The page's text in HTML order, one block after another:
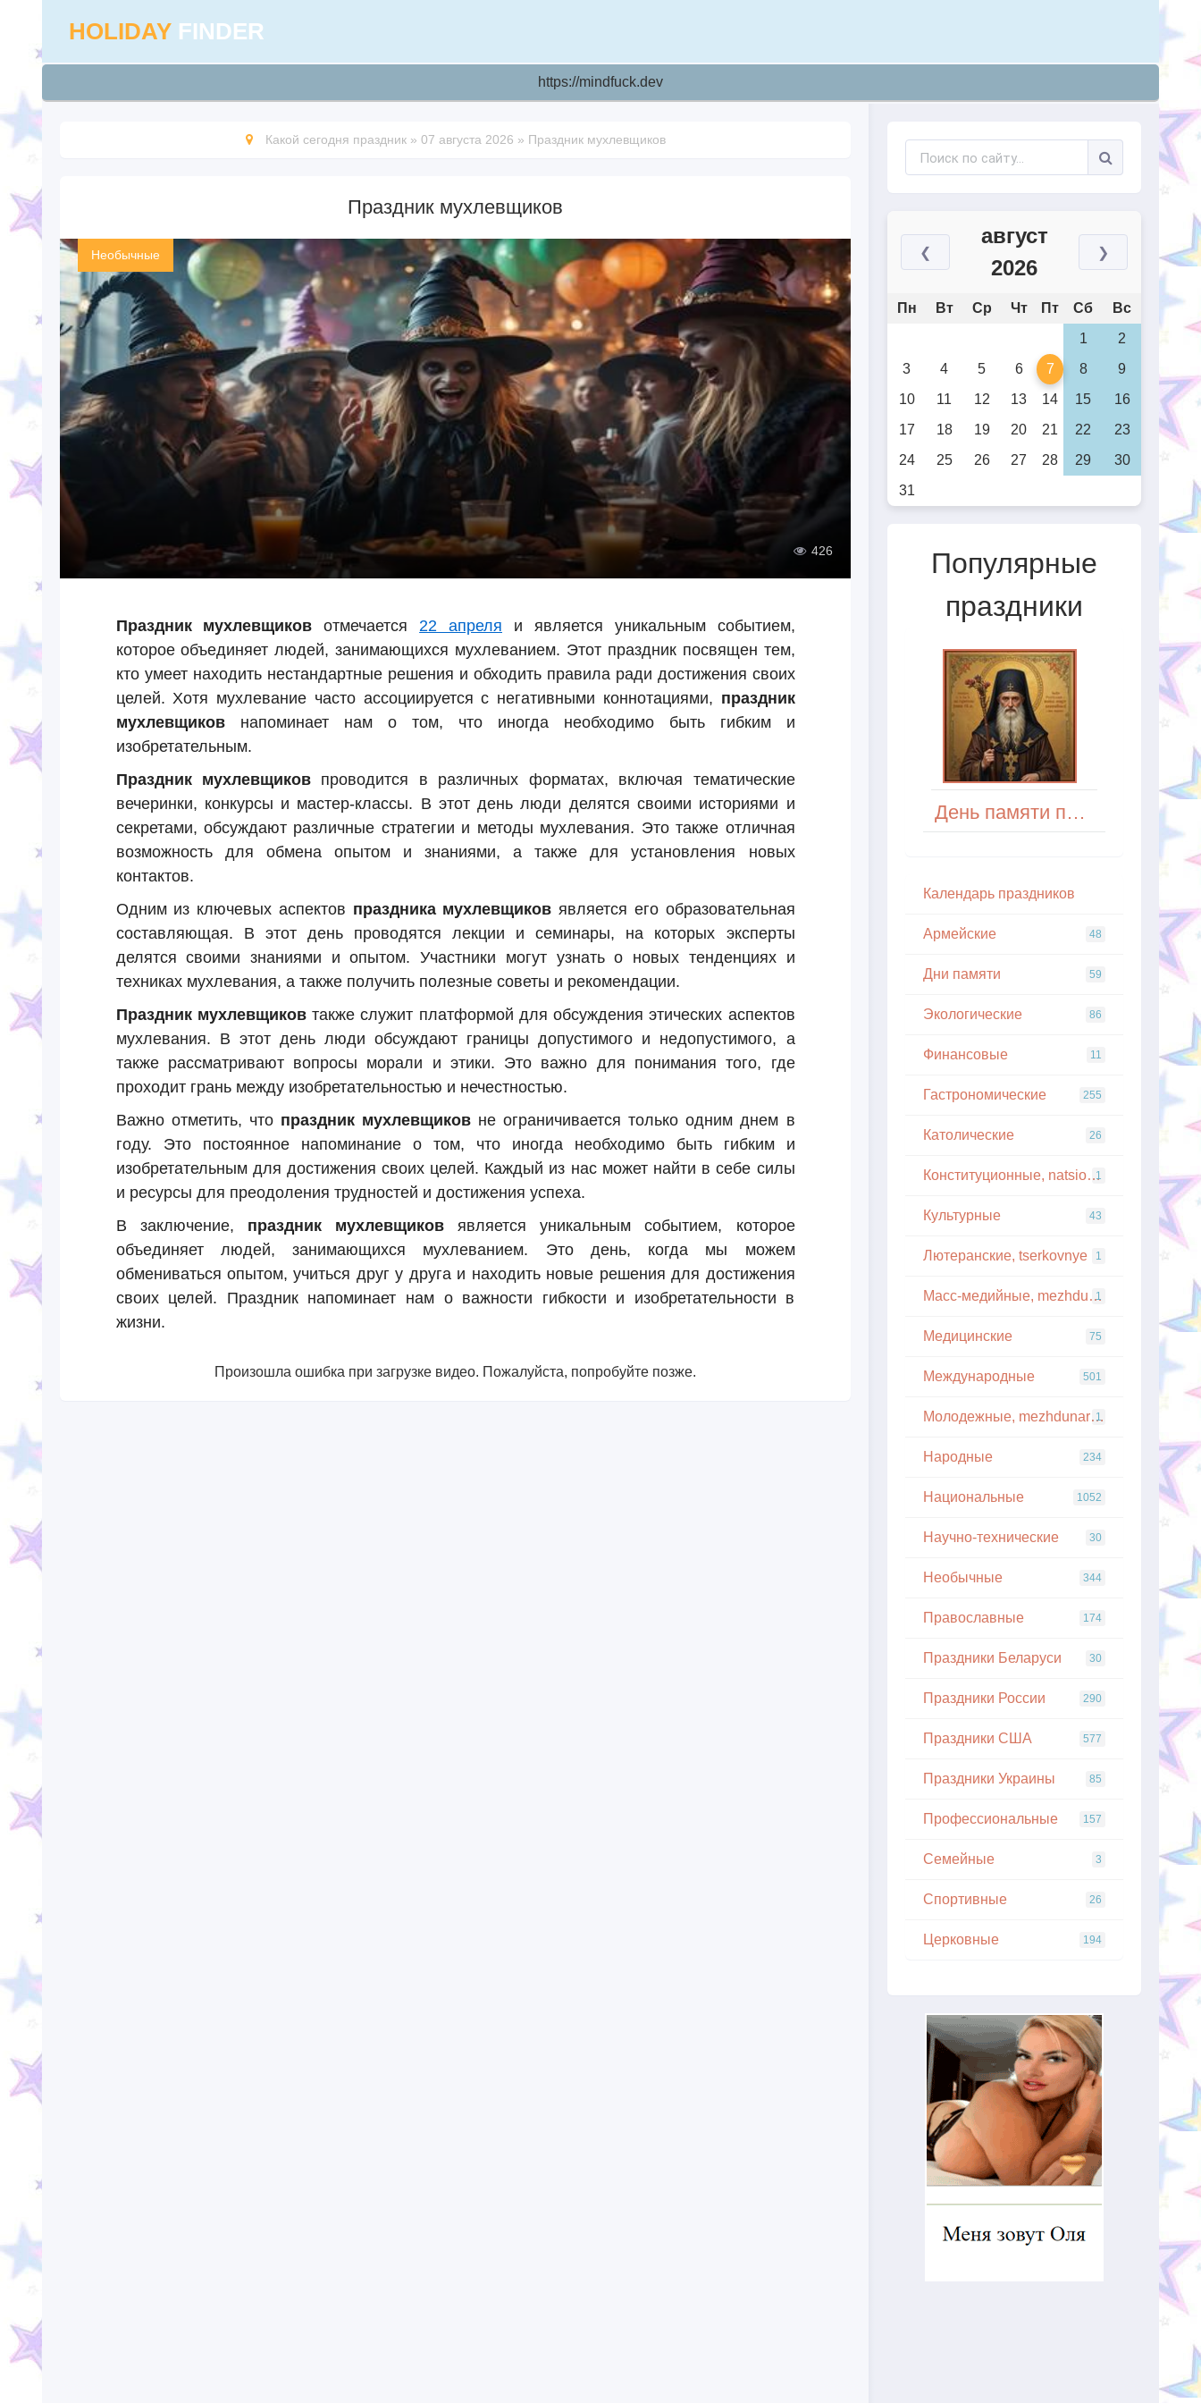
HOLIDAY FINDER
https://mindfuck.dev
Какой сегодня праздник » 07 августа 2026 » Праздник мухлевщиков
Праздник мухлевщиков
Необычные
426
Праздник мухлевщиков отмечается22 апреля и является уникальным событием,
которое объединяет людей, занимающихся мухлеванием. Этот праздник посвящен тем,
кто умеет находить нестандартные решения и обходить правила ради достижения своих
целей. Хотя мухлевание часто ассоциируется с негативными коннотациями, праздник
мухлевщиковнапоминает нам о том, что иногда необходимо быть гибким и
изобретательным.
Праздник мухлевщиковпроводится в различных форматах, включая тематические
вечеринки, конкурсы и мастер-классы. В этот день люди делятся своими историями и
секретами, обсуждают различные стратегии и методы мухлевания. Это также отличная
возможность для обмена опытом и знаниями, а также для установления новых
контактов.
Одним из ключевых аспектов праздника мухлевщиков является его образовательная
составляющая. В этот день проводятся лекции и семинары, на которых эксперты
делятся своими знаниями и опытом. Участники могут узнать о новых тенденциях и
техниках мухлевания, а также получить полезные советы и рекомендации.
Праздник мухлевщиковтакже служит платформой для обсуждения этических аспектов
мухлевания. В этот день люди обсуждают границы допустимого и недопустимого, а
также рассматривают вопросы морали и этики. Это важно для понимания того, где
проходит грань между изобретательностью и нечестностью.
Важно отметить, что праздник мухлевщиковне ограничивается только одним днем в
году. Это постоянное напоминание о том, что иногда необходимо быть гибким и
изобретательным для достижения своих целей. Каждый из нас может найти в себе силы
и ресурсы для преодоления трудностей и достижения успеха.
В заключение, праздник мухлевщиковявляется уникальным событием, которое
объединяет людей, занимающихся мухлеванием. Это день, когда мы можем
обмениваться опытом, учиться друг у друга и находить новые решения для достижения
своих целей. Праздник напоминает нам о важности гибкости и изобретательности в
жизни.
Произошла ошибка при загрузке видео. Пожалуйста, попробуйте позже.
❮
август
2026
❯
Пн Вт Ср Чт Пт Сб
Вс
1
2
3
4 5 6 7 8
9
10
11 12 13 14 15
16
17
18 19 20 21 22
23
24
25 26 27 28 29
30
31
Популярные
праздники
День памяти пре­по­доб­но­го По­ли­кар­па, ар­хи­манд­ри­та Пе­чер­ско­го
Кaлeндapь пpaздникoв
Армейские 48
Дни памяти 59
Экологические 86
Финансовые 11
Гастрономические 255
Католические 26
Конституционные, natsionalnye
1
Культурные 43
Лютеранские, tserkovnye 1
Масс-медийные, mezhdunarodnye
1
Медицинские 75
Международные 501
Молодежные, mezhdunarodnye
1
Народные 234
Национальные 1052
Научно-технические 30
Необычные 344
Православные 174
Праздники Беларуси 30
Праздники России 290
Праздники США 577
Праздники Украины 85
Профессиональные 157
Семейные 3
Спортивные 26
Церковные 194